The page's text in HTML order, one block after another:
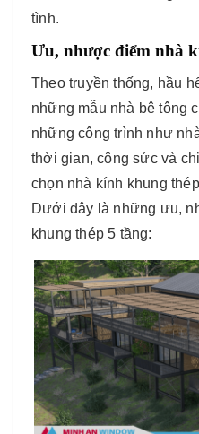
tình.
Ưu, nhược điểm nhà
Theo truyền thống, hầu
những mẫu nhà bê tông
những công trình như
thời gian, công sức và
chọn nhà kính khung
Dưới đây là những ưu,
khung thép 5 tầng: